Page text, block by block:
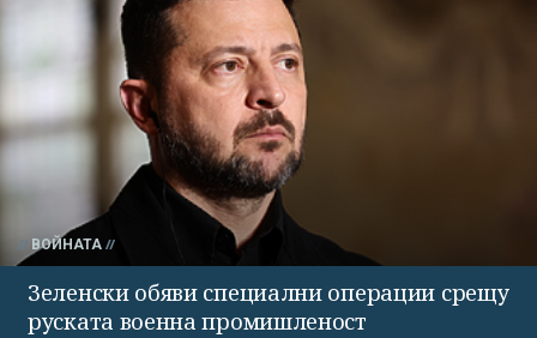
ВОЙНАТА
Зеленски обяви специални операции срещу
руската военна промишленост